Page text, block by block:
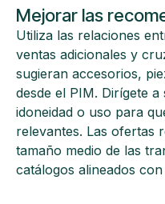
Mejorar las
Utiliza las relaciones
ventas adicionales y
sugieran accesorios,
desde el PIM. Dirígete
idoneidad o uso para
relevantes. Las ofertas
tamaño medio de las
catálogos alineados